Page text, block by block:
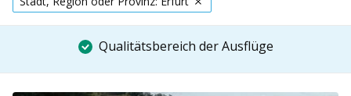
Qualitätsbereich der Ausflüge